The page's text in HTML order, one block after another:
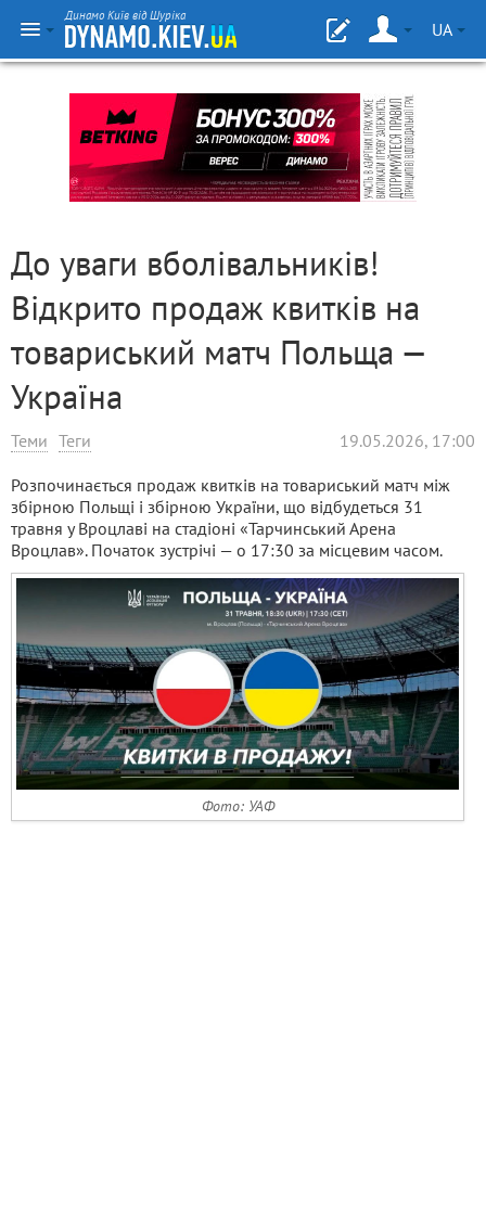
Динамо Київ від Шуріка
UA
До уваги вболівальників!
Відкрито продаж квитків на
товариський матч Польща —
Україна
Теми Теги 19.05.2026, 17:00
Розпочинається продаж квитків на товариський матч між
збірною Польщі і збірною України, що відбудеться 31
травня у Вроцлаві на стадіоні «Тарчинський Арена
Вроцлав». Початок зустрічі — о 17:30 за місцевим часом.
Фото: УАФ